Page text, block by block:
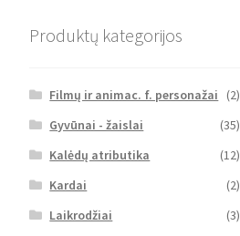
Produktų kategorijos
Filmų ir animac. f. personažai
(2)
Gyvūnai - žaislai
(35)
Kalėdų atributika
(12)
Kardai
(2)
Laikrodžiai
(3)